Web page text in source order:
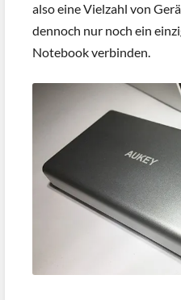
also eine Vielzahl von
dennoch nur noch ein
Notebook verbinden.